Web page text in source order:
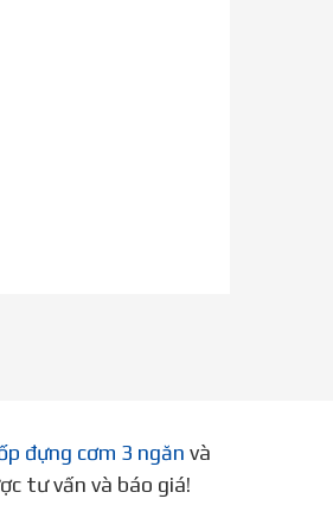
đựng cơm 3 ngăn và
tư vấn và báo giá!